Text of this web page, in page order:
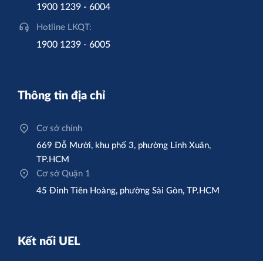
1900 1239 - 6004
Hotline LKQT:
1900 1239 - 6005
Thông tin địa chỉ
Cơ sở chính
669 Đỗ Mười, khu phố 3, phường Linh Xuân,
TP.HCM
Cơ sở Quận 1
45 Đinh Tiên Hoàng, phường Sài Gòn, TP.HCM
Kết nối UEL